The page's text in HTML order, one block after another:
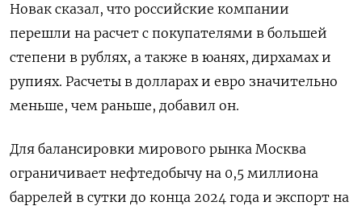
Новак сказал, что российские компании
перешли на расчет с покупателями в большей
степени в рублях, а также в юанях, дирхамах и
рупиях. Расчеты в долларах и евро значительно
меньше, чем раньше, добавил он.
Для балансировки мирового рынка Москва
ограничивает нефтедобычу на 0,5 миллиона
баррелей в сутки до конца 2024 года и экспорт на